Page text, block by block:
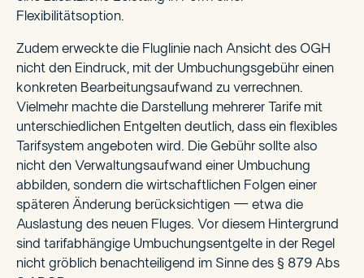
Flexibilitätsoption.
Zudem erweckte die Fluglinie nach Ansicht des OGH
nicht den Eindruck, mit der Umbuchungsgebühr einen
konkreten Bearbeitungsaufwand zu verrechnen.
Vielmehr machte die Darstellung mehrerer Tarife mit
unterschiedlichen Entgelten deutlich, dass ein flexibles
Tarifsystem angeboten wird. Die Gebühr sollte also
nicht den Verwaltungsaufwand einer Umbuchung
abbilden, sondern die wirtschaftlichen Folgen einer
späteren Änderung berücksichtigen — etwa die
Auslastung des neuen Fluges. Vor diesem Hintergrund
sind tarifabhängige Umbuchungsentgelte in der Regel
nicht gröblich benachteiligend im Sinne des § 879 Abs